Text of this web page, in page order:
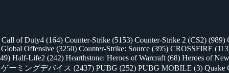
Call of Duty4 (164) Counter-Strike (5153) Counter-Strike 2 (CS2) (989)
Offensive (3250) Counter-Strike: Source (395) CROSSFIRE
Half-Life2 (242) Hearthstone: Heroes of Warcraft (68) Heroes of
ゲーミングデバイス (2437) PUBG (252) PUBG MOBILE (3) Quake